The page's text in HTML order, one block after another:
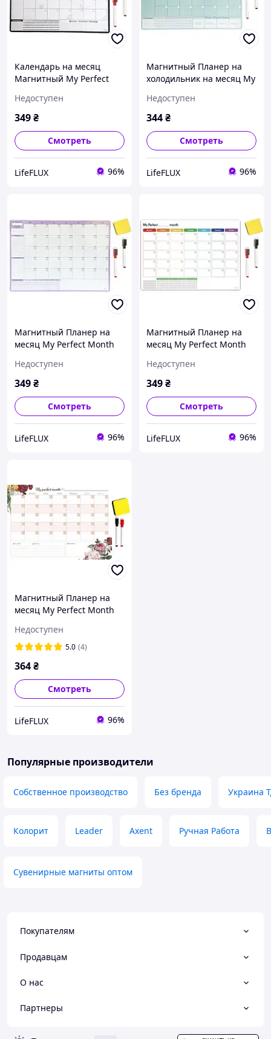
Календарь на месяц
Магнитный My Perfect
LifeFLUX А3 черно-белый
Недоступен
349₴
Смотреть
LifeFLUX 96%
Магнитный Планер на
холодильник на месяц My
LifeFLUX А3
Недоступен
344₴
Смотреть
LifeFLUX 96%
Магнитный Планер на
месяц My Perfect Month
А3
Недоступен
349₴
Смотреть
LifeFLUX 96%
Магнитный Планер на
месяц My Perfect Month
разноцветный
Недоступен
349₴
Смотреть
LifeFLUX 96%
Магнитный Планер на
месяц My Perfect Month
Недоступен
5.0 (4)
364₴
Смотреть
LifeFLUX 96%
Популярные производители
Собственное производство Без бренда Украина
Колорит Leader Axent Ручная Работа
Сувенирные магниты оптом
Покупателям
Продавцам
О нас
Партнеры